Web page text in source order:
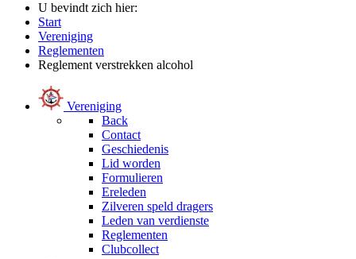
U bevindt zich hier:
Start
Vereniging
Reglementen
Reglement verstrekken alcohol
Vereniging
Back
Contact
Geschiedenis
Lid worden
Formulieren
Ereleden
Zilveren speld dragers
Leden van verdienste
Reglementen
Clubcollect